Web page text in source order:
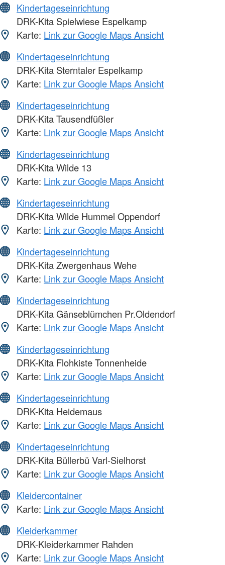
Kindertageseinrichtung
DRK-Kita Spielwiese Espelkamp
Karte: Link zur Google Maps Ansicht
Kindertageseinrichtung
DRK-Kita Sterntaler Espelkamp
Karte: Link zur Google Maps Ansicht
Kindertageseinrichtung
DRK-Kita Tausendfüßler
Karte: Link zur Google Maps Ansicht
Kindertageseinrichtung
DRK-Kita Wilde 13
Karte: Link zur Google Maps Ansicht
Kindertageseinrichtung
DRK-Kita Wilde Hummel Oppendorf
Karte: Link zur Google Maps Ansicht
Kindertageseinrichtung
DRK-Kita Zwergenhaus Wehe
Karte: Link zur Google Maps Ansicht
Kindertageseinrichtung
DRK-Kita Gänseblümchen Pr.Oldendorf
Karte: Link zur Google Maps Ansicht
Kindertageseinrichtung
DRK-Kita Flohkiste Tonnenheide
Karte: Link zur Google Maps Ansicht
Kindertageseinrichtung
DRK-Kita Heidemaus
Karte: Link zur Google Maps Ansicht
Kindertageseinrichtung
DRK-Kita Büllerbü Varl-Sielhorst
Karte: Link zur Google Maps Ansicht
Kleidercontainer
Karte: Link zur Google Maps Ansicht
Kleiderkammer
DRK-Kleiderkammer Rahden
Karte: Link zur Google Maps Ansicht